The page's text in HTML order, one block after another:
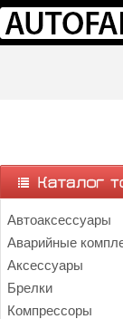
Автоаксессуары
Аварийные
Аксессуары
Брелки
Компрессоры